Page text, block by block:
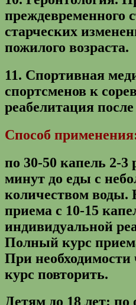
преждевременного
старческих
пожилого возраста.
11. Спортивная
спортсменов к
реабелитация
Способ
по 30-50 капель 2-3
минут до еды с
количеством воды.
приема с 10-15
индивидуальной
Полный курс
При необходимости
курс повторить.
Детям до 18 лет: по